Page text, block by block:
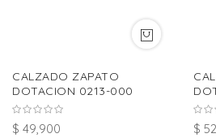
CALZADO ZAPATO
DOTACION 0213-000
$ 49,900 $